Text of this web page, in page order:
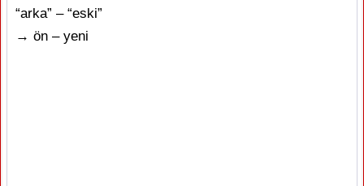
“arka” – “eski”
→ ön – yeni